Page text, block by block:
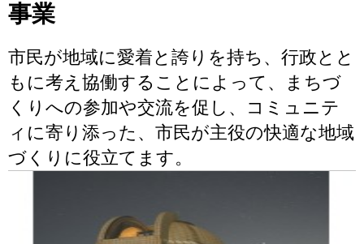
事業
市民が地域に愛着と誇りを持ち、行政とと
もに考え協働することによって、まちづ
くりへの参加や交流を促し、コミュニテ
ィに寄り添った、市民が主役の快適な地域
づくりに役立てます。